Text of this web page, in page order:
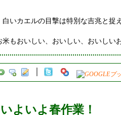
白いカエルの目撃は特別な吉兆と捉
米もおいしい、おいしい、おいしい
よいよ春作業！